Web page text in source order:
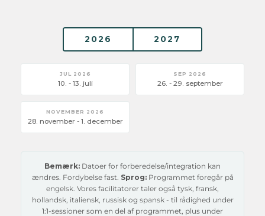
2026 2027
JUL 2026
10. - 13. juli
SEP 2026
26. - 29. september
NOVEMBER 2026
28. november - 1. december
Bemærk: Datoer for forberedelse/integration kan
ændres. Fordybelse fast. Sprog:Programmet foregår på
engelsk. Vores facilitatorer taler også tysk, fransk,
hollandsk, italiensk, russisk og spansk - til rådighed under
1:1-sessioner som en del af programmet, plus under